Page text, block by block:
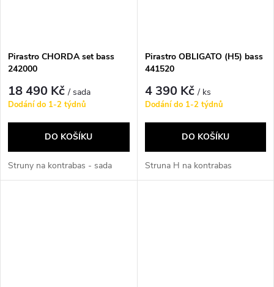
Pirastro CHORDA set bass
242000
18 490 Kč/ sada
Dodání do 1-2 týdnů
DO KOŠÍKU
Struny na kontrabas - sada
Pirastro OBLIGATO (H5) bass
441520
4 390 Kč/ ks
Dodání do 1-2 týdnů
DO KOŠÍKU
Struna H na kontrabas